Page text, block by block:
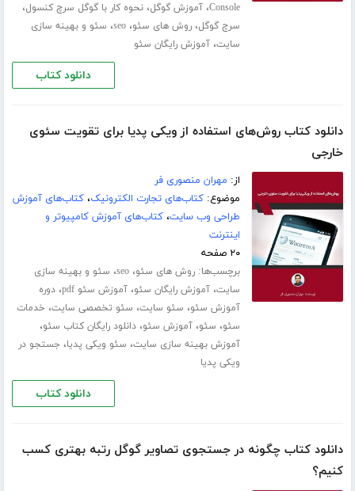
Console،آموزش گوگل،نحوه کار با گوگل سرچ کنسول،
سرچ گوگل،روش های سئو،seo، سئو و بهینه سازی
سایت،آموزش رایگان سئو
دانلود کتاب
دانلود کتاب روش‌های استفاده از ویکی پدیا برای تقویت سئوی
خارجی
از: مهران منصوری فر
موضوع:کتاب‌های تجارت الکترونیک،کتاب‌های آموزش
طراحی وب سایت،کتاب‌های آموزش کامپیوتر و
اینترنت
۲۰ صفحه
برچسب‌ها:روش های سئو،seo، سئو و بهینه سازی
سایت،آموزش رایگان سئو،آموزش سئو pdf ،دوره
آموزش سئو، سئو سایت، سئو تخصصی سایت، خدمات
سئو، سئو،آموزش سئو،دانلود رایگان کتاب سئو،
آموزش بهینه سازی سایت، سئو ویکی پدیا، جستجو در
ویکی پدیا
دانلود کتاب
دانلود کتاب چگونه در جستجوی تصاویر گوگل رتبه بهتری کسب
کنیم؟